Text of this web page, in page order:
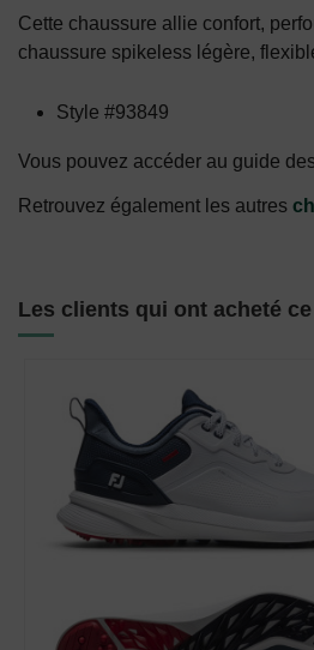
Cette chaussure allie confort,
chaussure spikeless légère,
Style #93849
Vous pouvez accéder au guide
Retrouvez également les autres
Les clients qui ont acheté